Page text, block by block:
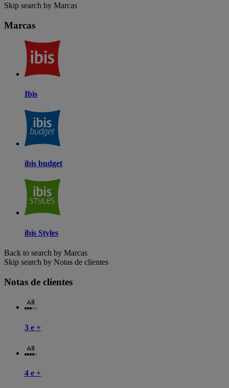
Skip search by Marcas
Marcas
Ibis
ibis budget
ibis Styles
Back to search by Marcas
Skip search by Notas de clientes
Notas de clientes
3 e +
4 e +